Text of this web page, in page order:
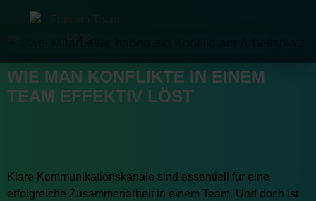
WIE MAN KONFLIKTE IN EINEM
TEAM EFFEKTIV LÖST
Klare Kommunikationskanäle sind essentiell für eine
erfolgreiche Zusammenarbeit in einem Team. Und doch ist